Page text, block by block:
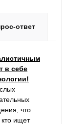
ответ
в себе
что
ищет